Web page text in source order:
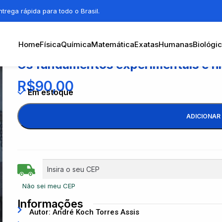
rápida para todo o Brasil.
HomeFísicaQuímicaMatemáticaExatasHumanas
Os fundamentos experimentais e
R$90,00
Em estoque
Não sei meu CEP
Informações
Autor: André Koch Torres Assis